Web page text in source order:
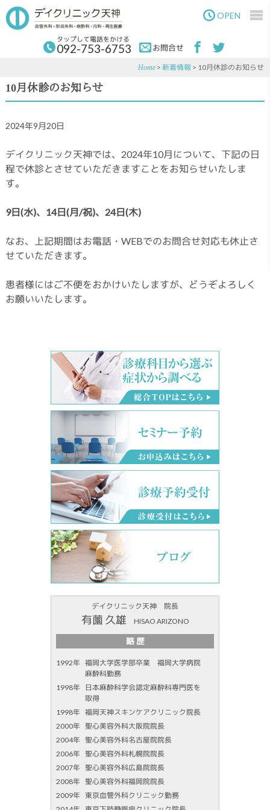
to
main
content
to
primary
sidebar
タップして電話をかける
092-753-6753 お問合せ
OPEN
Home > 新着情報 > 10月休診のお知らせ
10月休診のお知らせ
2024年9月20日
デイクリニック天神では、2024年10月について、下記の日
程で休診とさせていただきますことをお知らせいたしま
す。
9日(水)、14日(月/祝)、24日(木)
なお、上記期間はお電話・WEBでのお問合せ対応も休止さ
せていただきます。
患者様にはご不便をおかけいたしますが、どうぞよろしく
お願いいたします。
デイクリニック天神 院長
有薗 久雄 HISAO ARIZONO
略 歴
1992年 福岡大学医学部卒業 福岡大学病院
麻酔科勤務
1998年
日本麻酔科学会認定麻酔科専門医を
取得
1998年 福岡天神スキンケアクリニック院長
2000年 聖心美容外科大阪院院長
2004年 聖心美容外科名古屋院院長
2006年 聖心美容外科札幌院院長
2007年 聖心美容外科広島院院長
2008年 聖心美容外科福岡院院長
2009年 東京血管外科クリニック勤務